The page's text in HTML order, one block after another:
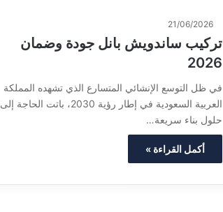
21/06/2026
تركيب ساندويش بانل جودة وضمان
2026
في ظل التوسع الإنشائي المتسارع الذي تشهده المملكة
العربية السعودية في إطار رؤية 2030، باتت الحاجة إلى
حلول بناء سريعة…
أكمل القراءة »